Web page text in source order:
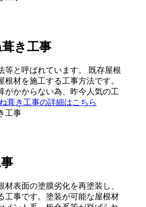
き工事
等と呼ばれています。 既存屋根
根材を施工する工事方法です。
がかからない為、昨今人気の工
葺き工事の詳細はこちら
材表面の塗膜劣化を再塗装し、
工事です。塗装が可能な屋根材